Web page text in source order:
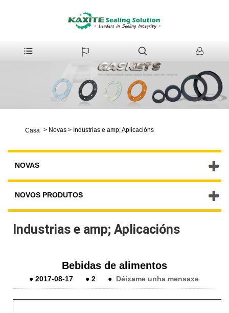
Casa > Novas > Industrias e amp; Aplicacións
NOVAS
NOVOS PRODUTOS
Industrias e amp; Aplicacións
Bebidas de alimentos
●2017-08-17 ●2 ● Déixame unha mensaxe